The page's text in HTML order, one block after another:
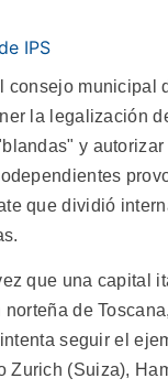
IPS
consejo municipal
la legalización
y
que dividió
que una capital
de
seguir el
Zurich (Suiza),